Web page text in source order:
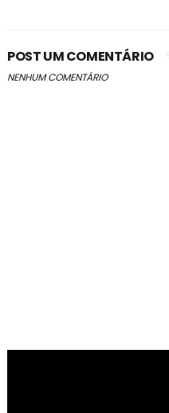
POST UM COMENTÁRIO
NENHUM COMENTÁRIO